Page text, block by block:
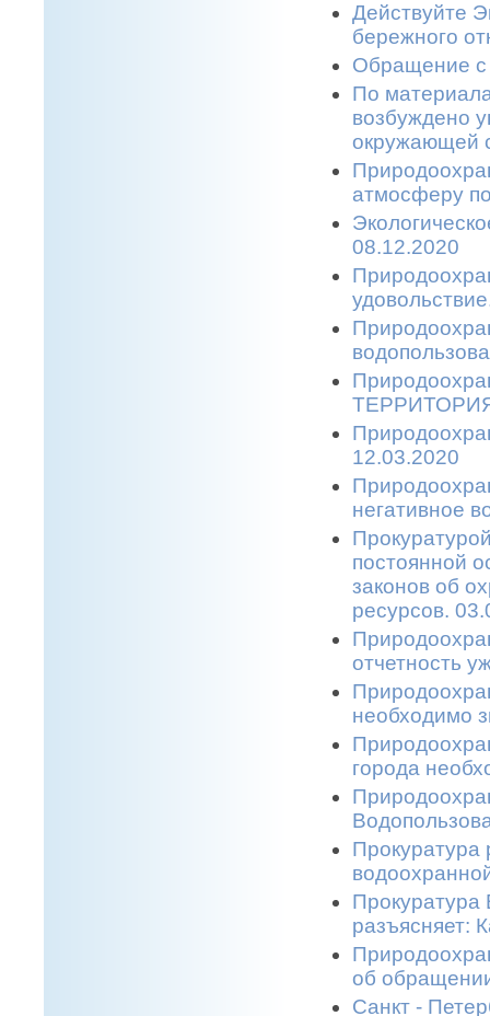
Действуйте
бережного
Обращение с
По
возбуждено
окружающей
атмосферу
08.12.2020
12.03.2020
негативное
постоянной
законов об
ресурсов.
отчетность
необходимо
города
Прокуратура
Прокуратура
разъясняет:
об
Санкт -